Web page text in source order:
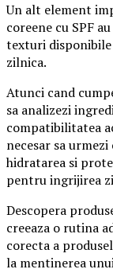
Un alt element
coreene cu SPF
texturi
zilnica.
Atunci cand
sa analizezi
compatibilitatea
necesar sa
hidratarea si
pentru ingrijirea
Descopera
creeaza o rutina
corecta a
la mentinerea